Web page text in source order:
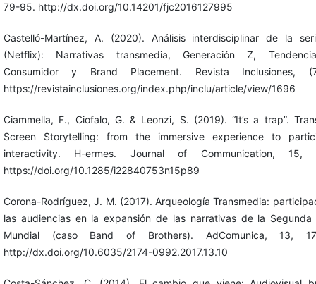
79-95. http://dx.doi.org/10.14201/fjc2016127995
Castelló-Martínez, A. (2020). Análisis interdisciplinar de la
(Netflix): Narrativas transmedia, Generación Z,
Consumidor y Brand Placement. Revista Inclusiones,
https://revistainclusiones.org/index.php/inclu/article/view/1696
Ciammella, F., Ciofalo, G. & Leonzi, S. (2019). “It’s a trap”.
Screen Storytelling: from the immersive experience to
interactivity. H-ermes. Journal of Communication, 15,
https://doi.org/10.1285/i22840753n15p89
Corona-Rodríguez, J. M. (2017). Arqueología Transmedia:
las audiencias en la expansión de las narrativas de la Segunda
Mundial (caso Band of Brothers). AdComunica, 13,
http://dx.doi.org/10.6035/2174-0992.2017.13.10